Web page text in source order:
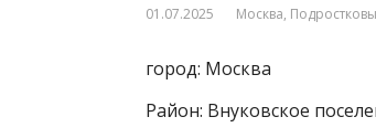
01.07.2025 Москва,
город: Москва
Район: Внуковское